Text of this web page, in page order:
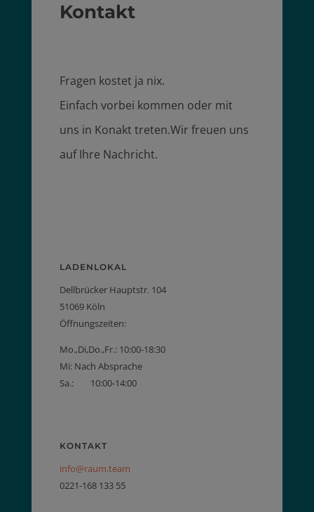
Kontakt
Fragen kostet ja nix.
Einfach vorbei kommen oder mit
uns in Konakt treten.Wir freuen uns
auf Ihre Nachricht.
LADENLOKAL
Dellbrücker Hauptstr. 104
51069 Köln
Öffnungszeiten:
Mo.,Di,Do.,Fr.: 10:00-18:30
Mi: Nach Absprache
Sa.: 10:00-14:00
KONTAKT
info@raum.team
0221-168 133 55